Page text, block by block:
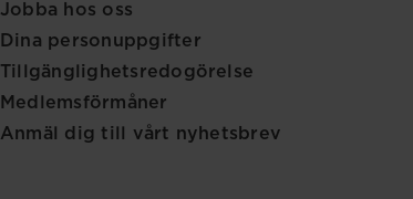
Jobba hos oss
Dina personuppgifter
Tillgänglighetsredogörelse
Medlemsförmåner
Anmäl dig till vårt nyhetsbrev